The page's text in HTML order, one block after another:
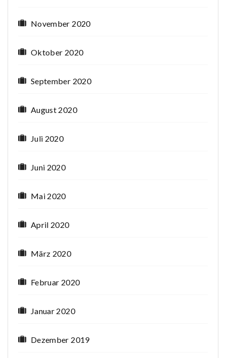
November 2020
Oktober 2020
September 2020
August 2020
Juli 2020
Juni 2020
Mai 2020
April 2020
März 2020
Februar 2020
Januar 2020
Dezember 2019